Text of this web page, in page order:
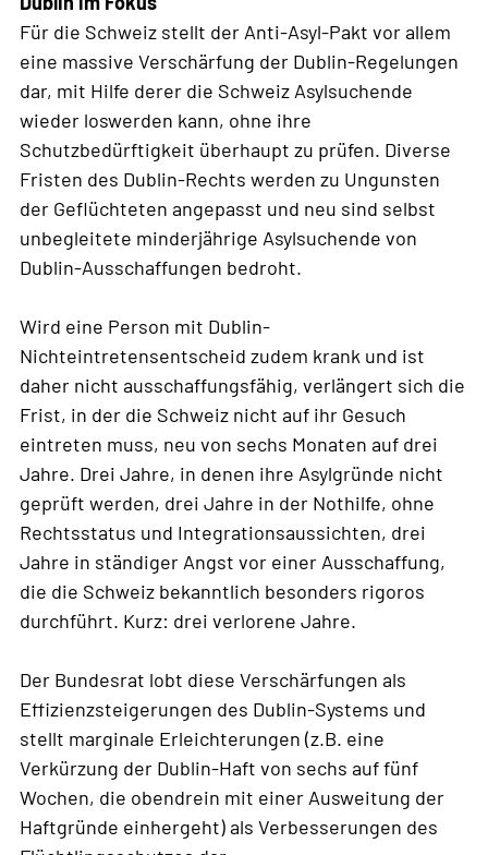
Für die Schweiz stellt der Anti-Asyl-Pakt vor allem
eine massive Verschärfung der Dublin-Regelungen
dar, mit Hilfe derer die Schweiz Asylsuchende
wieder loswerden kann, ohne ihre
Schutzbedürftigkeit überhaupt zu prüfen. Diverse
Fristen des Dublin-Rechts werden zu Ungunsten
der Geflüchteten angepasst und neu sind selbst
unbegleitete minderjährige Asylsuchende von
Dublin-Ausschaffungen bedroht.
Wird eine Person mit Dublin-
Nichteintretensentscheid zudem krank und ist
daher nicht ausschaffungsfähig, verlängert sich die
Frist, in der die Schweiz nicht auf ihr Gesuch
eintreten muss, neu von sechs Monaten auf drei
Jahre. Drei Jahre, in denen ihre Asylgründe nicht
geprüft werden, drei Jahre in der Nothilfe, ohne
Rechtsstatus und Integrationsaussichten, drei
Jahre in ständiger Angst vor einer Ausschaffung,
die die Schweiz bekanntlich besonders rigoros
durchführt. Kurz: drei verlorene Jahre.
Der Bundesrat lobt diese Verschärfungen als
Effizienzsteigerungen des Dublin-Systems und
stellt marginale Erleichterungen (z.B. eine
Verkürzung der Dublin-Haft von sechs auf fünf
Wochen, die obendrein mit einer Ausweitung der
Haftgründe einhergeht) als Verbesserungen des